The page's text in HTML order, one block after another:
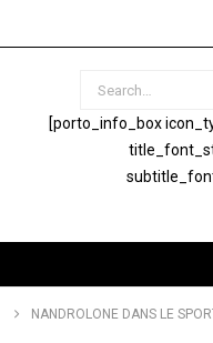
[porto_info_box
NANDROLONE DANS LE